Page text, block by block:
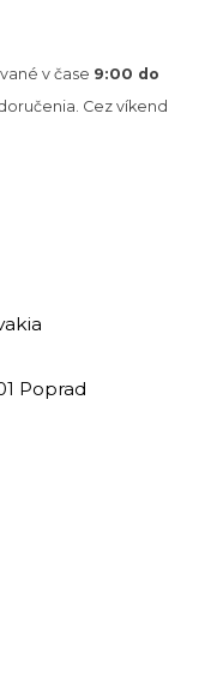
v čase 9:00 do
Cez víkend
Poprad